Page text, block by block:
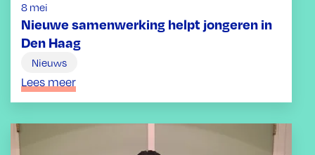
Nieuwe samenwerking helpt jongeren in
Den Haag
8 mei
Nieuws
Lees meer